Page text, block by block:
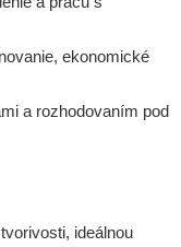
ekonomické
a rozhodovaním pod
ideálnou